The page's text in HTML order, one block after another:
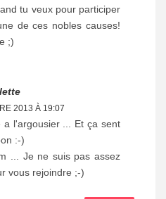
tu veux pour participer
de ces nobles causes!
;)
2013 À 19:07
a l'argousier ... Et ça sent
:-)
... Je ne suis pas assez
vous rejoindre ;-)